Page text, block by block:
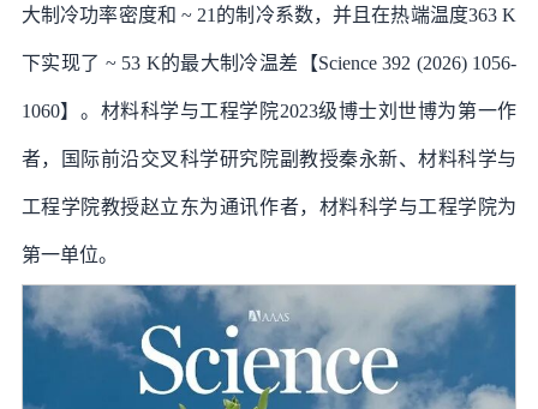
大制冷功率密度和 ~ 21的制冷系数，并且在热端温度363 K
下实现了 ~ 53 K的最大制冷温差【Science 392 (2026) 1056-
1060】。材料科学与工程学院2023级博士刘世博为第一作
者，国际前沿交叉科学研究院副教授秦永新、材料科学与
工程学院教授赵立东为通讯作者，材料科学与工程学院为
第一单位。